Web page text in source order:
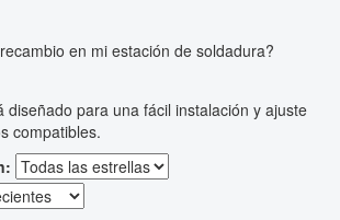
en mi estación de soldadura?
diseñado para una fácil instalación y ajuste
compatibles.